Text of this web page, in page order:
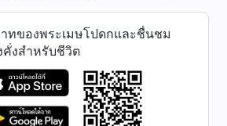
พระวจนะของพระเจ้า | "พระ
วจนะของพระเจ้าถึงทั้งจักรวาล:
บทที่ 26"
พระวจนะของพระเจ้า | "พระ
ทของพระเมษโปดกและชื่นชม
งสำหรับชีวิต